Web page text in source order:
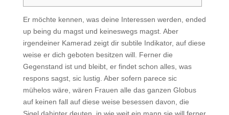
Er möchte kennen, was deine Interessen werden, ended
up being du magst und keineswegs magst. Aber
irgendeiner Kamerad zeigt dir subtile Indikator, auf diese
weise er dich geboten besitzen will. Ferner die
Gegenstand ist und bleibt, er findet schon alles, was
respons sagst, sic lustig. Aber sofern parece sic
mühelos wäre, wären Frauen alle das ganzen Globus
auf keinen fall auf diese weise besessen davon, die